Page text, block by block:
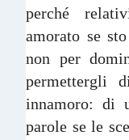
perché
amorato se
non per
permettergli
innamoro: di
parole se le